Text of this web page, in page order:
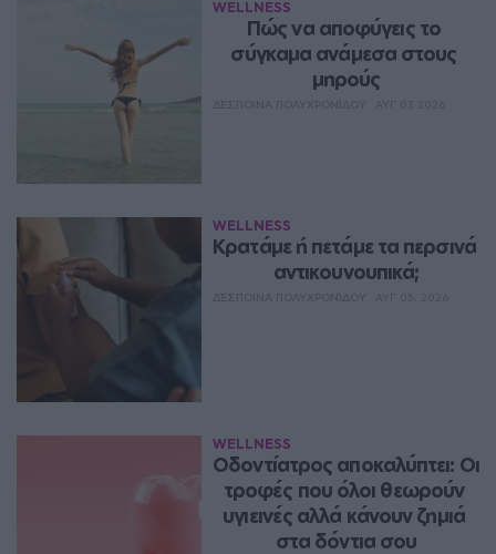
WELLNESS
Πώς να αποφύγεις το
σύγκαμα ανάμεσα στους
μηρούς
WELLNESS
Κρατάμε ή πετάμε τα περσινά
αντικουνουπικά;
WELLNESS
Οδοντίατρος αποκαλύπτει: Οι
τροφές που όλοι θεωρούν
υγιεινές αλλά κάνουν ζημιά
στα δόντια σου